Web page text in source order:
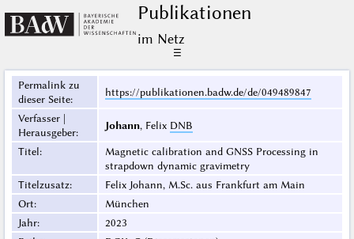
Publikationen
im Netz
☰
Permalink zu
dieser Seite:
https://publikationen.badw.de/de/049489847
Verfasser |
Herausgeber:
Johann, Felix DNB
Titel:
Magnetic calibration and GNSS Processing in
strapdown dynamic gravimetry
Titelzusatz:
Felix Johann, M.Sc. aus Frankfurt am Main
Ort:
München
Jahr:
2023